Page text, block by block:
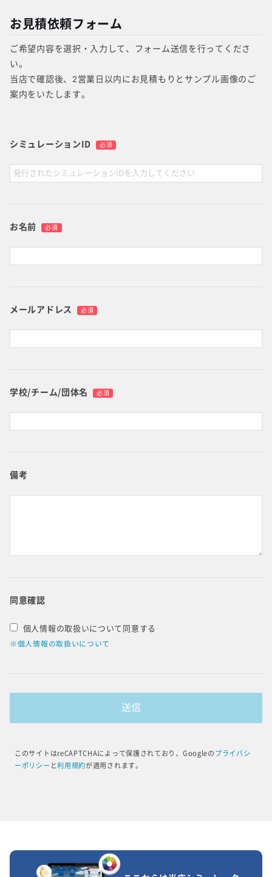
お見積依頼フォーム
ご希望内容を選択・入力して、フォーム送信を行ってくださ
い。
当店で確認後、2営業日以内にお見積もりとサンプル画像のご
案内をいたします。
シミュレーションID 必須
お名前 必須
メールアドレス 必須
学校/チーム/団体名 必須
備考
同意確認
個人情報の取扱いについて同意する
※個人情報の取扱いについて
このサイトはreCAPTCHAによって保護されており、Googleの プライバシ
ーポリシー と利用規約が適用されます。